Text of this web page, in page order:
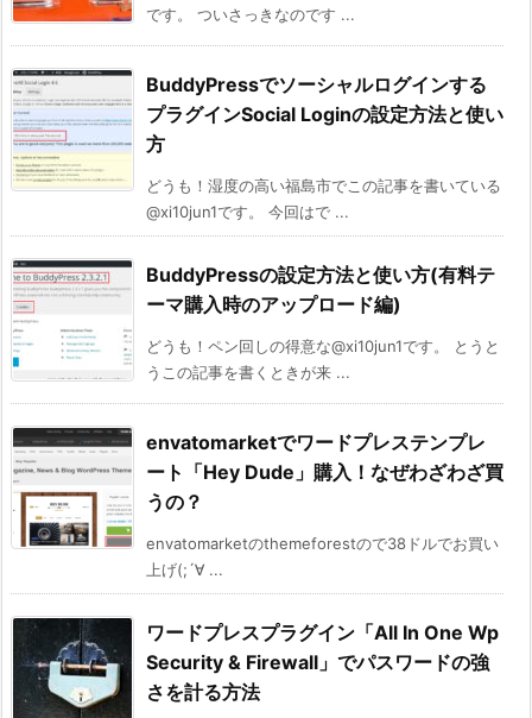
です。 ついさっきなのです ...
BuddyPressでソーシャルログインする
プラグインSocial Loginの設定方法と使い
方
どうも！湿度の高い福島市でこの記事を書いている
@xi10jun1です。 今回はで ...
BuddyPressの設定方法と使い方(有料テ
ーマ購入時のアップロード編)
どうも！ペン回しの得意な@xi10jun1です。 とうと
うこの記事を書くときが来 ...
envatomarketでワードプレステンプレ
ート「Hey Dude」購入！なぜわざわざ買
うの？
envatomarketのthemeforestので38ドルでお買い
上げ(;´∀ ...
ワードプレスプラグイン「All In One Wp
Security & Firewall」でパスワードの強
さを計る方法